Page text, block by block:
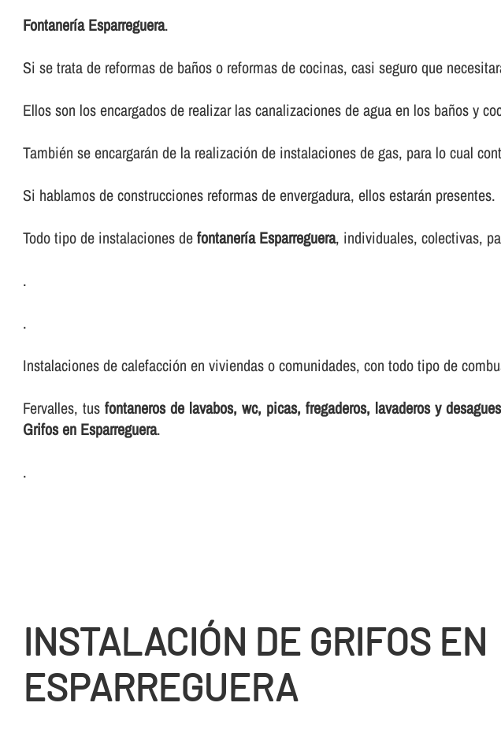
Fontanerí­a Esparreguera.
Si se trata de reformas de baños o reformas de cocinas, casi seguro que
Ellos son los encargados de realizar las canalizaciones de agua en los baños y
También se encargarán de la realización de instalaciones de gas, para lo cual
Si hablamos de construcciones reformas de envergadura, ellos estarán presentes.
Todo tipo de instalaciones defontanerí­a Esparreguera, individuales, colectivas,
.
.
Instalaciones de calefacción en viviendas o comunidades, con todo tipo de
Fervalles, tusfontaneros de lavabos, wc, picas, fregaderos, lavaderos y
Grifos en Esparreguera.
.
INSTALACIÓN DE GRIFOS EN
ESPARREGUERA